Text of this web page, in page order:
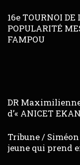
16e TOURNOI
POPULARITÉ
FAMPOU
DR
d’« ANICET
Tribune / Siméon
jeune qui prend